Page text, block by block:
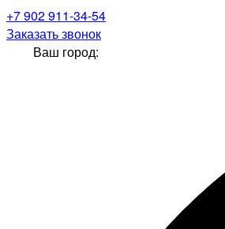
+7 902 911-34-54
Заказать звонок
Ваш город: